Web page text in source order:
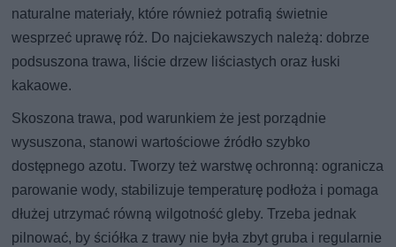
naturalne materiały, które również potrafią świetnie
wesprzeć uprawę róż. Do najciekawszych należą: dobrze
podsuszona trawa, liście drzew liściastych oraz łuski
kakaowe.
Skoszona trawa, pod warunkiem że jest porządnie
wysuszona, stanowi wartościowe źródło szybko
dostępnego azotu. Tworzy też warstwę ochronną: ogranicza
parowanie wody, stabilizuje temperaturę podłoża i pomaga
dłużej utrzymać równą wilgotność gleby. Trzeba jednak
pilnować, by ściółka z trawy nie była zbyt gruba i regularnie